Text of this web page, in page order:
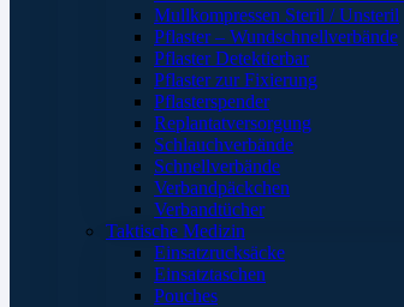
Mullkompressen Steril / Unsteril
Pflaster – Wundschnellverbände
Pflaster Detektierbar
Pflaster zur Fixierung
Pflasterspender
Replantatversorgung
Schlauchverbände
Schnellverbände
Verbandpäckchen
Verbandtücher
Taktische Medizin
Einsatzrucksäcke
Einsatztaschen
Pouches